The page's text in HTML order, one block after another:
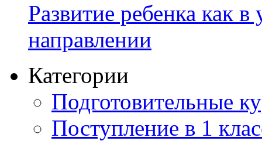
Развитие ребенка как
направлении
Категории
Подготовительные
Поступление в 1